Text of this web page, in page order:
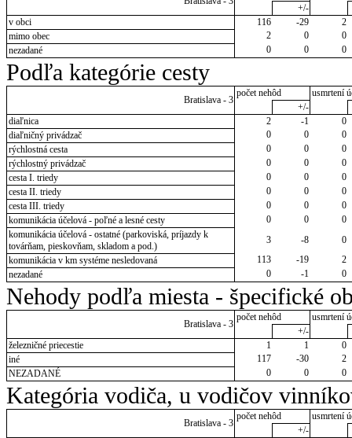
+/-
v obci
116 -29
2
mimo obec
2 0
0
nezadané
0 0 0
Podľa kategórie cesty
Bratislava - 3
počet nehôd
usmrtení
+/-
diaľnica
2 -1
0
diaľničný privádzač
0 0
0
rýchlostná cesta
0 0
0
rýchlostný privádzač
0 0
0
cesta I. triedy
0 0
0
cesta II. triedy
0 0
0
cesta III. triedy
0 0
0
komunikácia účelová - poľné a lesné cesty
0 0
0
komunikácia účelová - ostatné (parkoviská, príjazdy k
továrňam, pieskovňam, skladom a pod.)
3 -8
0
komunikácia v km systéme nesledovaná
113 -19
2
nezadané
0 -1 0
Nehody podľa miesta - špecifické
Bratislava - 3
počet nehôd
usmrtení
+/-
železničné priecestie
1 1
0
iné
117 -30
2
NEZADANÉ
0 0 0
Kategória vodiča, u vodičov
Bratislava - 3
počet nehôd
usmrtení
+/-